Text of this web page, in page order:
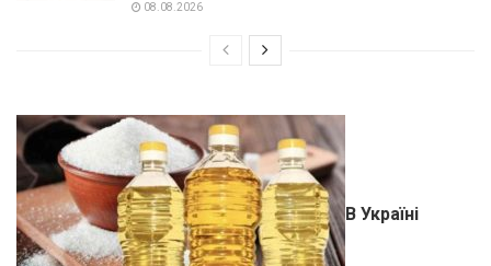
08.08.2026
В Україні